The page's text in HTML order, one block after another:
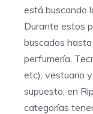
está buscando
Durante estos
buscados
perfumería,
etc), vestuario
supuesto, en
categorías